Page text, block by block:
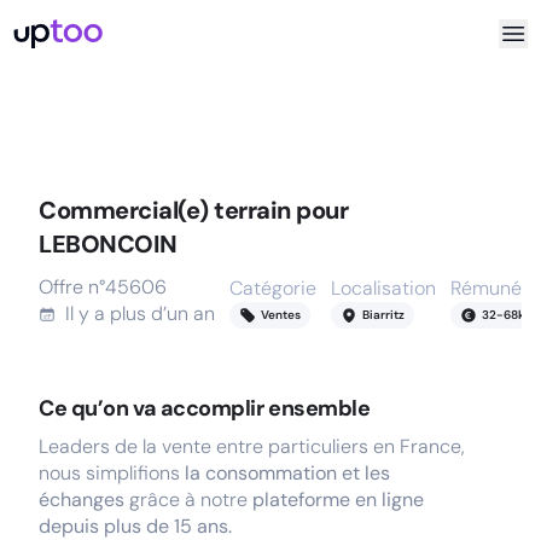
Commercial(e) terrain pour
LEBONCOIN
Offre n°45606
Il y a plus d’un an
Catégorie
Ventes
Localisation
Biarritz 32-68k
Ce qu’on va accomplir ensemble
Leaders de la vente entre particuliers en France,
nous simplifions la consommation et les
échanges grâce à notre plateforme en ligne
depuis plus de 15 ans.